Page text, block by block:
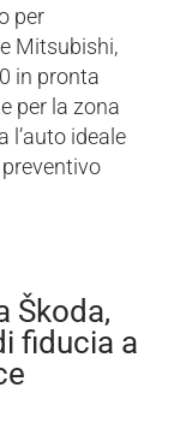
per
Mitsubishi,
in pronta
per la zona
l’auto ideale
Škoda,
fiducia a